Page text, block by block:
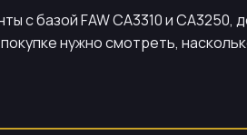
с базой FAW CA3310 и CA3250,
нужно смотреть,